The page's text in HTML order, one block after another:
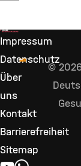
Impressum
Datenschutz
Über
uns
Kontakt
Barrierefreiheit
Sitemap
©